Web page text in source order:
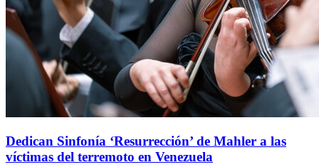
Dedican Sinfonía ‘Resurrección’ de Mahler a las
víctimas del terremoto en Venezuela